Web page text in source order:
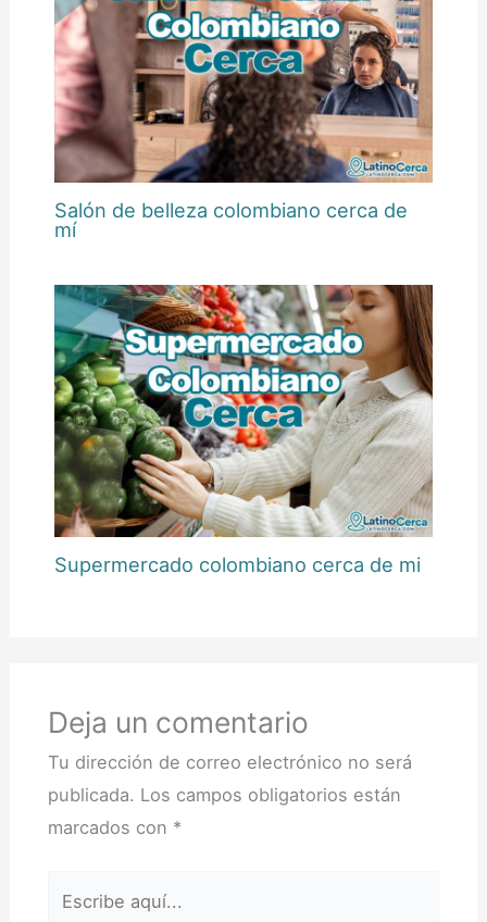
Salón de belleza colombiano cerca de
mí
Supermercado colombiano cerca de mi
Deja un comentario
Tu dirección de correo electrónico no será
publicada. Los campos obligatorios están
marcados con *